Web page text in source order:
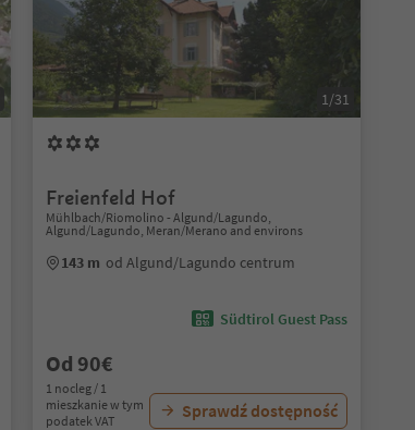
1/31
Freienfeld Hof
Mühlbach/Riomolino - Algund/Lagundo,
Algund/Lagundo, Meran/Merano and environs
143 m od Algund/Lagundo centrum
Südtirol Guest Pass
Od 90€
1 nocleg / 1
mieszkanie w tym
podatek VAT
Sprawdź dostępność